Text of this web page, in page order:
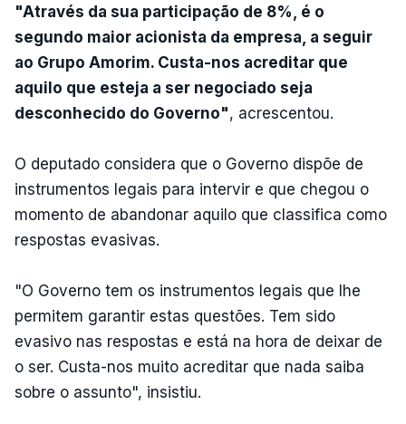
"Através da sua participação de 8%, é o
segundo maior acionista da empresa, a seguir
ao Grupo Amorim. Custa-nos acreditar que
aquilo que esteja a ser negociado seja
desconhecido do Governo", acrescentou.
O deputado considera que o Governo dispõe de
instrumentos legais para intervir e que chegou o
momento de abandonar aquilo que classifica como
respostas evasivas.
"O Governo tem os instrumentos legais que lhe
permitem garantir estas questões. Tem sido
evasivo nas respostas e está na hora de deixar de
o ser. Custa-nos muito acreditar que nada saiba
sobre o assunto", insistiu.